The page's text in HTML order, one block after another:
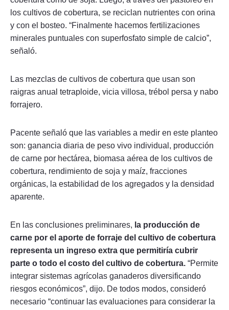
los cultivos de cobertura, se reciclan nutrientes con orina
y con el bosteo. “Finalmente hacemos fertilizaciones
minerales puntuales con superfosfato simple de calcio”,
señaló.
Las mezclas de cultivos de cobertura que usan son
raigras anual tetraploide, vicia villosa, trébol persa y nabo
forrajero.
Pacente señaló que las variables a medir en este planteo
son: ganancia diaria de peso vivo individual, producción
de carne por hectárea, biomasa aérea de los cultivos de
cobertura, rendimiento de soja y maíz, fracciones
orgánicas, la estabilidad de los agregados y la densidad
aparente.
En las conclusiones preliminares, la producción de
carne por el aporte de forraje del cultivo de cobertura
representa un ingreso extra que permitiría cubrir
parte o todo el costo del cultivo de cobertura. “Permite
integrar sistemas agrícolas ganaderos diversificando
riesgos económicos”, dijo. De todos modos, consideró
necesario “continuar las evaluaciones para considerar la